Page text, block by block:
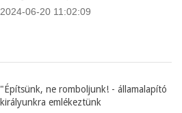
2024-06-20 11:02:09
"Építsünk, ne romboljunk! - államalapító
királyunkra emlékeztünk